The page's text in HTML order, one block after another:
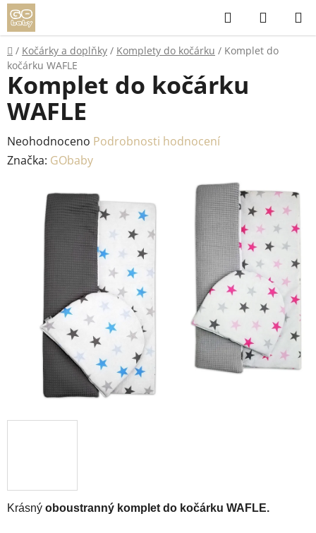
Přejít
na
obsah
Hledat
KOŠÍK
Domů
/ Kočárky a doplňky / Komplety do kočárku / Komplet do
kočárku WAFLE
Krásný oboustranný komplet do kočárku WAFLE.
Komplet do kočárku
WAFLE
Průměrné
hodnocení
hvězdiček.
Neohodnoceno Podrobnosti hodnocení
Značka: GObaby